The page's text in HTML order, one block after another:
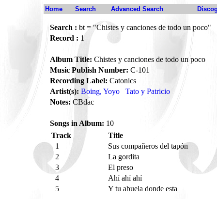
Home Search Advanced Search
Search : bt = "Chistes y canciones de todo un poco"
Record : 1
Album Title: Chistes y canciones de todo un poco
Music Publish Number: C-101
Recording Label: Catonics
Artist(s): Boing, Yoyo
Tato y Patricio
Notes: CBdac
Songs in Album: 10
Track
Title
1
Sus compañeros del tapón
2
La gordita
3
El preso
4
Ahí ahí ahí
5
Y tu abuela donde esta